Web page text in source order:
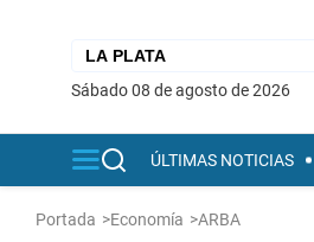
sábado 08 de agosto de 2026
ÚLTIMAS NOTICIAS
Portada >Economía >ARBA